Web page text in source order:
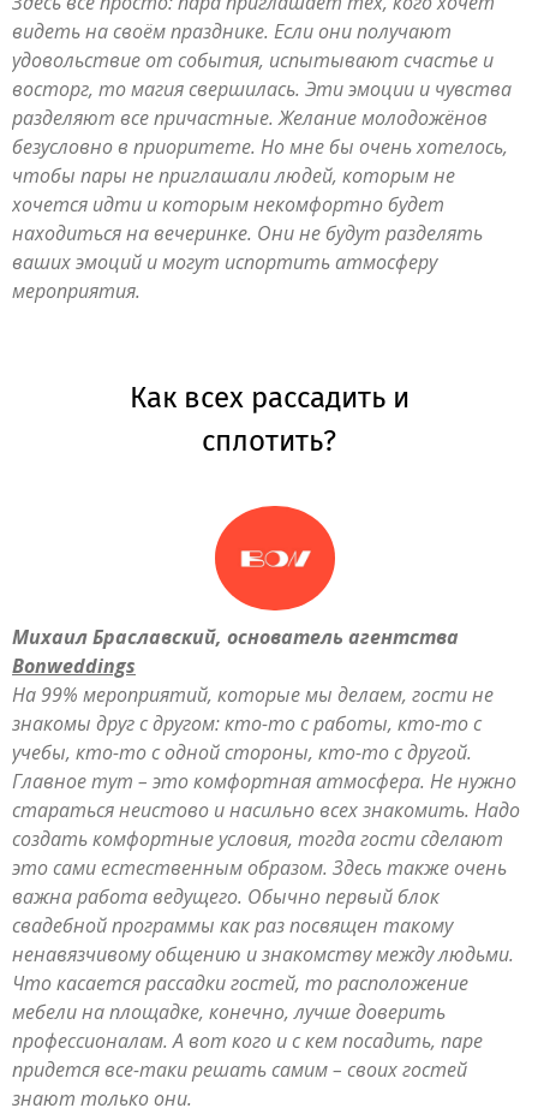
видеть на своём празднике. Если они получают
удовольствие от события, испытывают счастье и
восторг, то магия свершилась. Эти эмоции и чувства
разделяют все причастные. Желание молодожёнов
безусловно в приоритете. Но мне бы очень хотелось,
чтобы пары не приглашали людей, которым не
хочется идти и которым некомфортно будет
находиться на вечеринке. Они не будут разделять
ваших эмоций и могут испортить атмосферу
мероприятия.
Как всех рассадить и
сплотить?
Михаил Браславский, основатель агентства
Bonweddings
На 99% мероприятий, которые мы делаем, гости не
знакомы друг с другом: кто-то с работы, кто-то с
учебы, кто-то с одной стороны, кто-то с другой.
Главное тут – это комфортная атмосфера. Не нужно
стараться неистово и насильно всех знакомить. Надо
создать комфортные условия, тогда гости сделают
это сами естественным образом. Здесь также очень
важна работа ведущего. Обычно первый блок
свадебной программы как раз посвящен такому
ненавязчивому общению и знакомству между людьми.
Что касается рассадки гостей, то расположение
мебели на площадке, конечно, лучше доверить
профессионалам. А вот кого и с кем посадить, паре
придется все-таки решать самим – своих гостей
знают только они.